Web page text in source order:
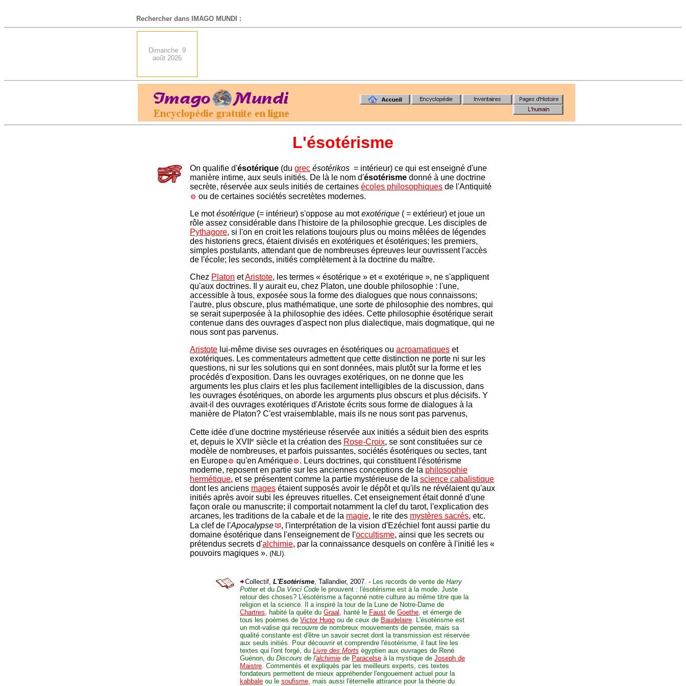
-
Rechercher dans IMAGO MUNDI :
Dimanche 9
août 2026
.
L'ésotérisme
On qualifie d'ésotérique (du grec ésotérikos = intérieur) ce qui est enseigné d'une
manière intime, aux seuls initiés. De là le nom d'ésotérisme donné à une doctrine
secrète, réservée aux seuls initiés de certaines écoles philosophiques de l'Antiquité
ou de certaines sociétés secretètes modernes.
Le motésotérique (= intérieur) s'oppose au motexotérique ( = extérieur) et joue un
rôle assez considérable dans l'histoire de la philosophie grecque. Les disciples de
Pythagore, si l'on en croit les relations toujours plus ou moins mêlées de légendes
des historiens grecs, étaient divisés en exotériques et ésotériques; les premiers,
simples postulants, attendant que de nombreuses épreuves leur ouvrissent l'accès
de l'école; les seconds, initiés complètement à la doctrine du maître.
Chez Platon etAristote, les termes « ésotérique » et « exotérique », ne s'appliquent
qu'aux doctrines. Il y aurait eu, chez Platon, une double philosophie : l'une,
accessible à tous, exposée sous la forme des dialogues que nous connaissons;
l'autre, plus obscure, plus mathématique, une sorte de philosophie des nombres, qui
se serait superposée à la philosophie des idées. Cette philosophie ésotérique serait
contenue dans des ouvrages d'aspect non plus dialectique, mais dogmatique, qui ne
nous sont pas parvenus.
Aristote lui-même divise ses ouvrages en ésotériques ou acroamatiques et
exotériques. Les commentateurs admettent que cette distinction ne porte ni sur les
questions, ni sur les solutions qui en sont données, mais plutôt sur la forme et les
procédés d'exposition. Dans les ouvrages exotériques, on ne donne que les
arguments les plus clairs et les plus facilement intelligibles de la discussion, dans
les ouvrages ésotériques, on aborde les arguments plus obscurs et plus décisifs. Y
avait-il des ouvrages exotériques d'Aristote écrits sous forme de dialogues à la
manière de Platon? C'est vraisemblable, mais ils ne nous sont pas parvenus,
Cette idée d'une doctrine mystérieuse réservée aux initiés a séduit bien des esprits
et, depuis le XVII
e siècle et la création des Rose-Croix, se sont constituées sur ce
modèle de nombreuses, et parfois puissantes, sociétés ésotériques ou sectes, tant
en Europe
qu'en Amérique
. Leurs doctrines, qui constituent l'ésotérisme
moderne, reposent en partie sur les anciennes conceptions de la philosophie
hermétique, et se présentent comme la partie mystérieuse de la science cabalistique
dont les anciens mages étaient supposés avoir le dépôt et qu'ils ne révélaient qu'aux
initiés après avoir subi les épreuves rituelles. Cet enseignement était donné d'une
façon orale ou manuscrite; il comportait notamment la clef du tarot, l'explication des
arcanes, les traditions de la cabale et de la magie, le rite des mystères sacrés, etc.
La clef de l'Apocalypse
, l'interprétation de la vision d'Ezéchiel font aussi partie du
domaine ésotérique dans l'enseignement de l'occultisme, ainsi que les secrets ou
prétendus secrets d'alchimie, par la connaissance desquels on confère à l'initié les «
pouvoirs magiques ». (NLI).
Collectif, L'Esotérisme, Tallandier, 2007. - Les records de vente de Harry
Potteret du Da Vinci Code le prouvent : l'ésotérisme est à la mode. Juste
retour des choses? L'ésotérisme a façonné notre culture au même titre que la
religion et la science. Il a inspiré la tour de la Lune de Notre-Dame de
Chartres, habité la quête du Graal , hanté le Faust de Goethe, et émerge de
tous les poèmes de Victor Hugo ou de ceux de Baudelaire. L'ésotérisme est
un mot-valise qui recouvre de nombreux mouvements de pensée, mais sa
qualité constante est d'être un savoir secret dont la transmission est réservée
aux seuls initiés. Pour découvrir et comprendre l'ésotérisme, il faut lire les
textes qui l'ont forgé, du Livre des Morts égyptien aux ouvrages de René
Guénon, du Discours de l'alchimie de Paracelse à la mystique de Joseph de
Maistre. Commentés et expliqués par les meilleurs experts, ces textes
fondateurs permettent de mieux appréhender l'engouement actuel pour la
kabbale ou le soufisme, mais aussi l'éternelle attirance pour la théorie du